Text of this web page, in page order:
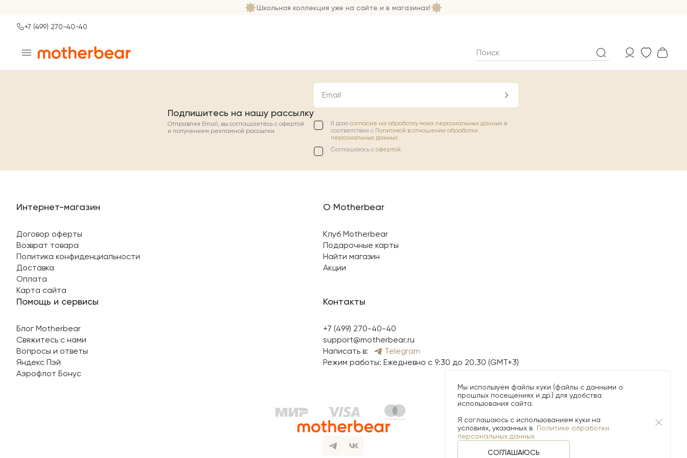
Школьная коллекция уже на сайте и в магазинах!
Ваш город
+7 (499) 270-40-40
Подпишитесь на нашу рассылку
Отправляя Email, вы соглашаетесь с офертой
и получением рекламной рассылки
Email
Я даю согласие на обработку моих персональных данных в
соответствии с Политикой в отношении обработки
персональных данных.
Соглашаюсь с офертой.
Интернет-магазин
Договор оферты
Возврат товара
Политика конфиденциальности
Доставка
Оплата
Карта сайта
О Motherbear
Клуб Motherbear
Подарочные карты
Найти магазин
Акции
Помощь и сервисы
Блог Motherbear
Свяжитесь с нами
Вопросы и ответы
Яндекс Пэй
Аэрофлот Бонус
Контакты
+7 (499) 270-40-40
support@motherbear.ru
Написать в:
Telegram
Режим работы: Ежедневно с 9:30 до 20.30 (GMT+3)
Мы используем файлы куки (файлы с данными о
прошлых посещениях и др.) для удобства
использования сайта.
Я соглашаюсь с использованием куки на
условиях, указанных в Политике обработки
персональных данных
СОГЛАШАЮСЬ